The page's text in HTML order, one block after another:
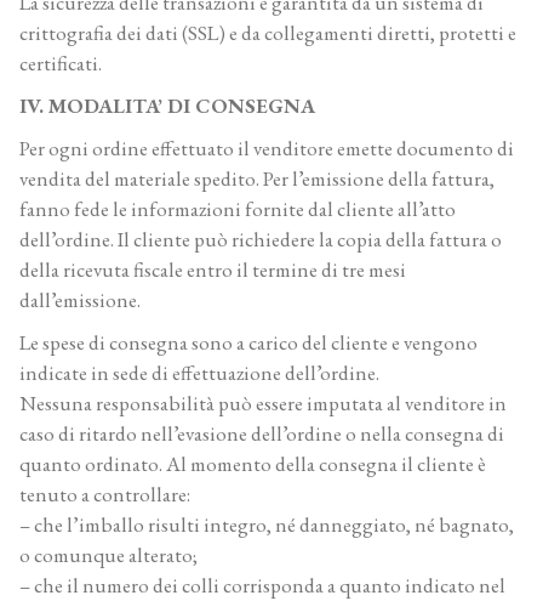
crittografia dei dati (SSL) e da collegamenti diretti, protetti e
certificati.
IV. MODALITA’ DI CONSEGNA
Per ogni ordine effettuato il venditore emette documento di
vendita del materiale spedito. Per l’emissione della fattura,
fanno fede le informazioni fornite dal cliente all’atto
dell’ordine. Il cliente può richiedere la copia della fattura o
della ricevuta fiscale entro il termine di tre mesi
dall’emissione.
Le spese di consegna sono a carico del cliente e vengono
indicate in sede di effettuazione dell’ordine.
Nessuna responsabilità può essere imputata al venditore in
caso di ritardo nell’evasione dell’ordine o nella consegna di
quanto ordinato. Al momento della consegna il cliente è
tenuto a controllare:
– che l’imballo risulti integro, né danneggiato, né bagnato,
o comunque alterato;
– che il numero dei colli corrisponda a quanto indicato nel